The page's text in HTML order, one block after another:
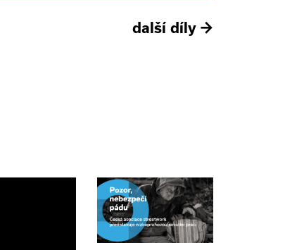
další díly →